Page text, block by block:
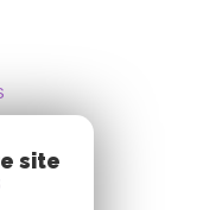
site